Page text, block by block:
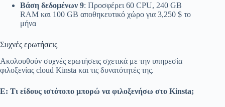
Βάση δεδομένων 9: Προσφέρει 60 CPU, 240 GB
RAM και 100 GB αποθηκευτικό χώρο για 3,250 $ το
μήνα
Συχνές ερωτήσεις
Ακολουθούν συχνές ερωτήσεις σχετικά με την υπηρεσία
φιλοξενίας cloud Kinsta και τις δυνατότητές της.
Ε: Τι είδους ιστότοπο μπορώ να φιλοξενήσω στο Kinsta;